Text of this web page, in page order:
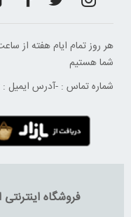
شما هستیم
شماره تماس : -آدرس ایمیل :
فروشگاه